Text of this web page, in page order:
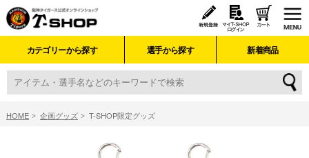
カテゴリーから探す 選手から探す 新着商品
HOME 企画グッズ T-SHOP限定グッズ